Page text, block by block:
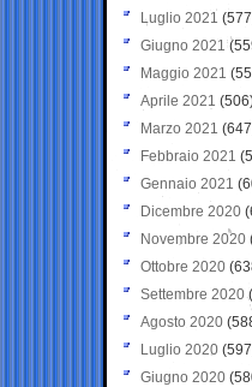
Luglio 2021
Giugno 2021
Maggio 2021
Aprile 2021
Marzo 2021
Febbraio 2021
Gennaio 2021
Dicembre 2020
Novembre 2020
Ottobre 2020
Settembre 2020
Agosto 2020
Luglio 2020
Giugno 2020